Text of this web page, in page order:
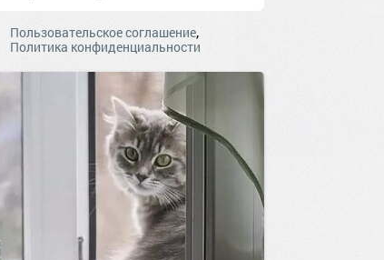
Пользовательское соглашение,
Политика конфиденциальности